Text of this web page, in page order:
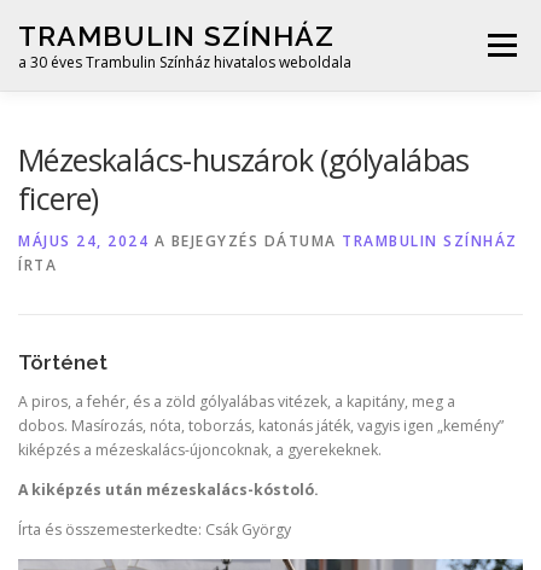
tartalomhoz
TRAMBULIN SZÍNHÁZ
a 30 éves Trambulin Színház hivatalos weboldala
Menü
Mézeskalács-huszárok (gólyalábas
ficere)
MÁJUS 24, 2024 A BEJEGYZÉS DÁTUMA TRAMBULIN SZÍNHÁZ
ÍRTA
Történet
A piros, a fehér, és a zöld gólyalábas vitézek, a kapitány, meg a
dobos. Masírozás, nóta, toborzás, katonás játék, vagyis igen „kemény”
kiképzés a mézeskalács-újoncoknak, a gyerekeknek.
A kiképzés után mézeskalács-kóstoló.
Írta és összemesterkedte: Csák György